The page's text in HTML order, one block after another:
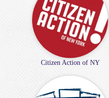
Citizen Action of NY